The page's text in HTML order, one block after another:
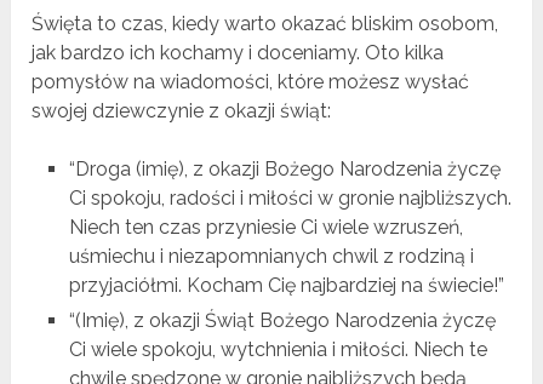
Święta to czas, kiedy warto okazać bliskim osobom,
jak bardzo ich kochamy i doceniamy. Oto kilka
pomysłów na wiadomości, które możesz wysłać
swojej dziewczynie z okazji świąt:
“Droga (imię), z okazji Bożego Narodzenia życzę
Ci spokoju, radości i miłości w gronie najbliższych.
Niech ten czas przyniesie Ci wiele wzruszeń,
uśmiechu i niezapomnianych chwil z rodziną i
przyjaciółmi. Kocham Cię najbardziej na świecie!”
“(Imię), z okazji Świąt Bożego Narodzenia życzę
Ci wiele spokoju, wytchnienia i miłości. Niech te
chwile spędzone w gronie najbliższych będą